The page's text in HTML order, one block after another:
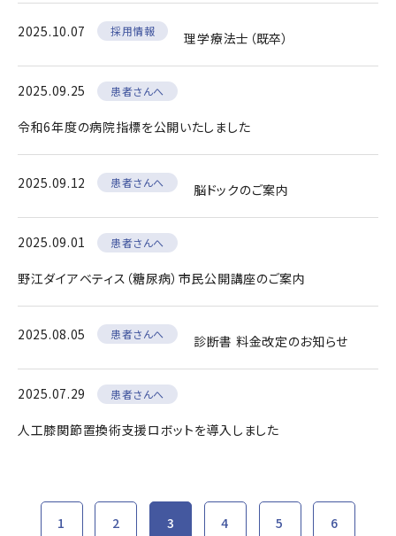
2025.10.07 採用情報 理学療法士（既卒）
2025.09.25 患者さんへ
令和6年度の病院指標を公開いたしました
2025.09.12 患者さんへ 脳ドックのご案内
2025.09.01 患者さんへ
野江ダイアベティス（糖尿病）市民公開講座のご案内
2025.08.05 患者さんへ 診断書 料金改定のお知らせ
2025.07.29 患者さんへ
人工膝関節置換術支援ロボットを導入しました
1 2 3 4 5 6